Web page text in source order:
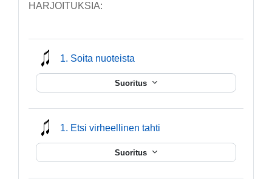
HARJOITUKSIA:
1. Soita nuoteista
Suoritus
1. Etsi virheellinen tahti
Suoritus